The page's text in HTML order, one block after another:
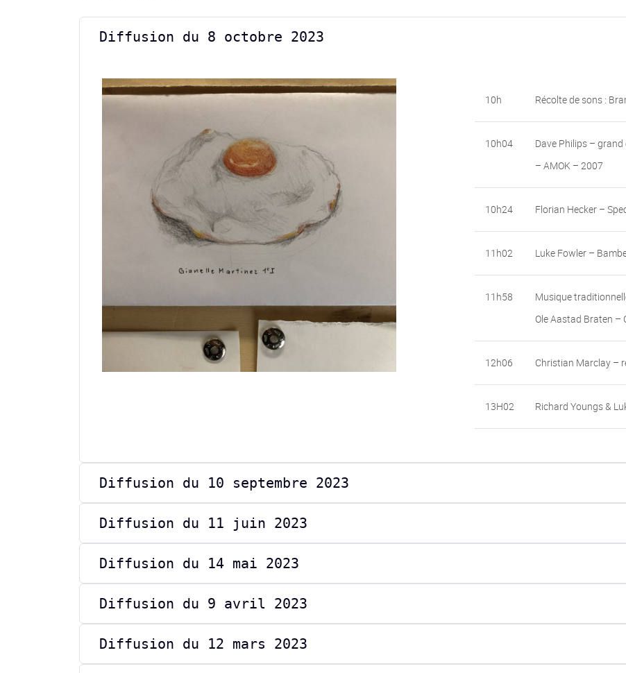
Diffusion du 8 octobre 2023
10h Récolte de sons :
10h04
Dave Philips –
– AMOK – 2007
10h24 Florian Hecker –
11h02 Luke Fowler –
11h58
Musique
Ole Aastad Braten –
12h06 Christian Marclay –
13H02 Richard Youngs &
Diffusion du 10 septembre 2023
Diffusion du 11 juin 2023
Diffusion du 14 mai 2023
Diffusion du 9 avril 2023
Diffusion du 12 mars 2023